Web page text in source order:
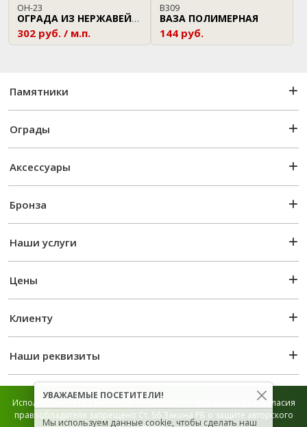
ОН-23
ОГРАДА ИЗ НЕРЖАВЕЙКИ
302 руб. / м.п.
В309
ВАЗА ПОЛИМЕРНАЯ
144 руб.
Памятники
Ограды
Аксессуары
Бронза
Наши услуги
Цены
Клиенту
Наши реквизиты
Использование графической и текстовой информации без согласия
правообладателя запрещено Ст. 56 Закона РБ о защите авторского
УВАЖАЕМЫЕ ПОСЕТИТЕЛИ!
Мы используем данные cookie, чтобы сделать наш